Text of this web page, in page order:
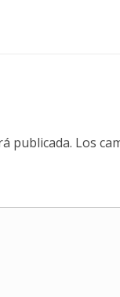
publicada. Los